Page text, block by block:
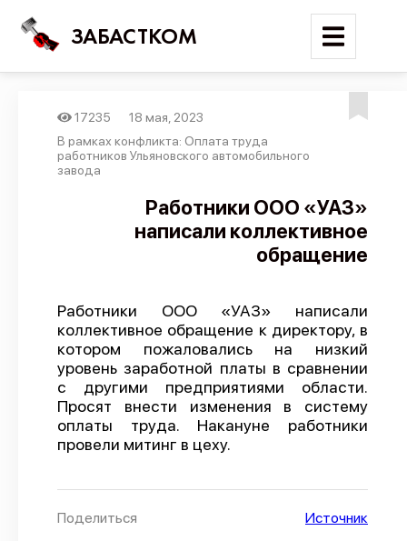
ЗАБАСТКОМ
Войти
Новости
Отчеты
Предложить публикацию
Справочник
API
О проекте
17235
18 мая, 2023
В рамках конфликта: Оплата труда
работников Ульяновского автомобильного
завода
Работники ООО «УАЗ»
написали коллективное
обращение
Работники ООО «УАЗ» написали
коллективное обращение к директору, в
котором пожаловались на низкий
уровень заработной платы в сравнении
с другими предприятиями области.
Просят внести изменения в систему
оплаты труда. Накануне работники
провели митинг в цеху.
Поделиться Источник